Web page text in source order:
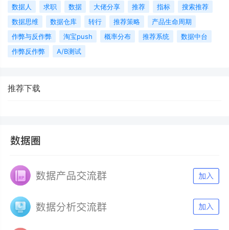
数据人
求职 数据 大佬分享 推荐 指标
搜索推荐
数据思维
数据仓库 转行 推荐策略
产品生命周期
作弊与反作弊
淘宝push 概率分布 推荐系统
数据中台
作弊反作弊
A/B测试
推荐下载